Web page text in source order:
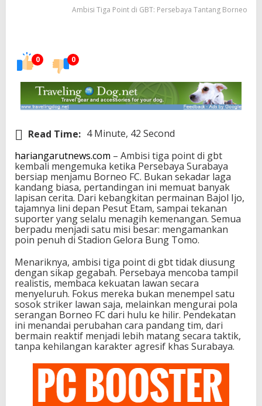
Ambisi Tiga Point di GBT: Persebaya Tantang Borneo
0 0
Read Time: 4 Minute, 42 Second
hariangarutnews.com – Ambisi tiga point di gbt
kembali mengemuka ketika Persebaya Surabaya
bersiap menjamu Borneo FC. Bukan sekadar laga
kandang biasa, pertandingan ini memuat banyak
lapisan cerita. Dari kebangkitan permainan Bajol Ijo,
tajamnya lini depan Pesut Etam, sampai tekanan
suporter yang selalu menagih kemenangan. Semua
berpadu menjadi satu misi besar: mengamankan
poin penuh di Stadion Gelora Bung Tomo.
Menariknya, ambisi tiga point di gbt tidak diusung
dengan sikap gegabah. Persebaya mencoba tampil
realistis, membaca kekuatan lawan secara
menyeluruh. Fokus mereka bukan menempel satu
sosok striker lawan saja, melainkan mengurai pola
serangan Borneo FC dari hulu ke hilir. Pendekatan
ini menandai perubahan cara pandang tim, dari
bermain reaktif menjadi lebih matang secara taktik,
tanpa kehilangan karakter agresif khas Surabaya.